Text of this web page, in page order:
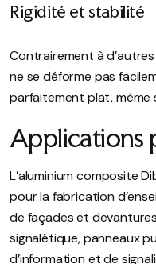
Rigidité et stabilité
Contrairement à
ne se déforme pas
parfaitement plat, même
Applications
L’aluminium composite
pour la fabrication
de façades et
signalétique, panneaux
d’information et de